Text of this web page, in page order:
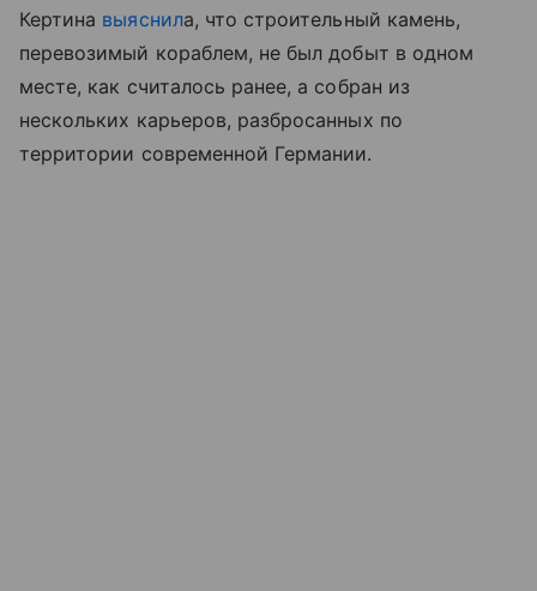
Кертина выяснила, что строительный камень,
перевозимый кораблем, не был добыт в одном
месте, как считалось ранее, а собран из
нескольких карьеров, разбросанных по
территории современной Германии.